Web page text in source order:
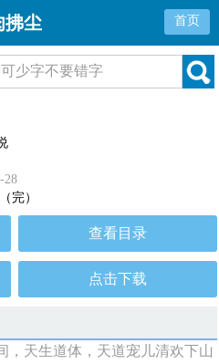
拂尘 首页
28
完）
查看目录
点击下载
天生道体，天道宠儿清欢下山